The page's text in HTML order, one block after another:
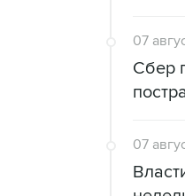
07
Сбер
07